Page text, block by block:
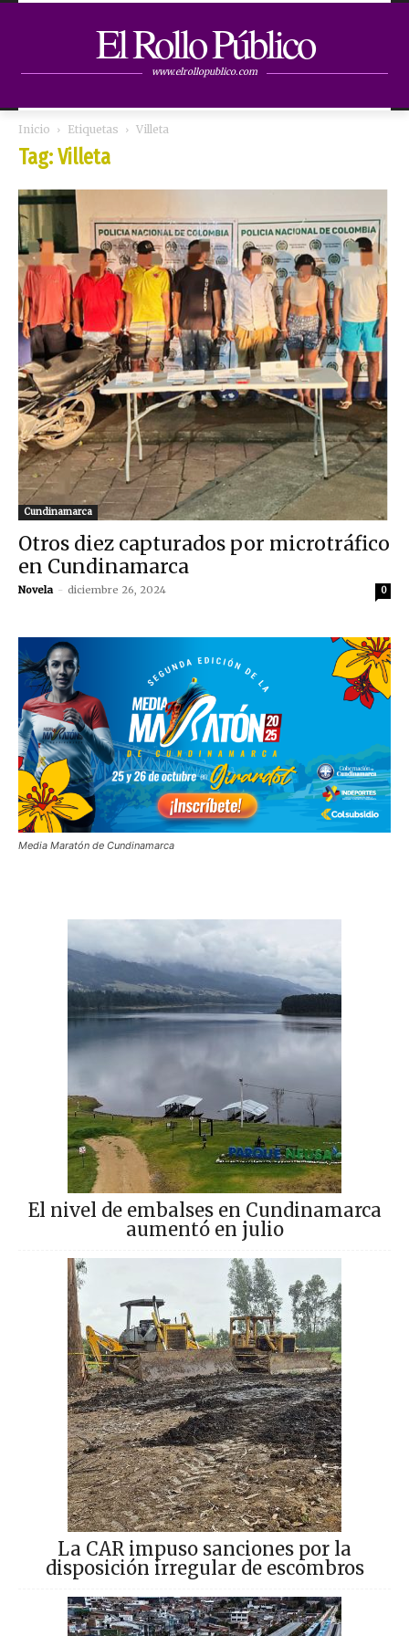
El Rollo Público
www.elrollopublico.com
Inicio Etiquetas Villeta
Tag: Villeta
Cundinamarca
Otros diez capturados por microtráfico
en Cundinamarca
Novela - diciembre 26, 2024 0
Media Maratón de Cundinamarca
El nivel de embalses en Cundinamarca
aumentó en julio
La CAR impuso sanciones por la
disposición irregular de escombros